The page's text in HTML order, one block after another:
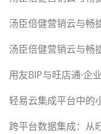
用友BIP与旺店通·企
轻易云集成平台中的
跨平台数据集成：从